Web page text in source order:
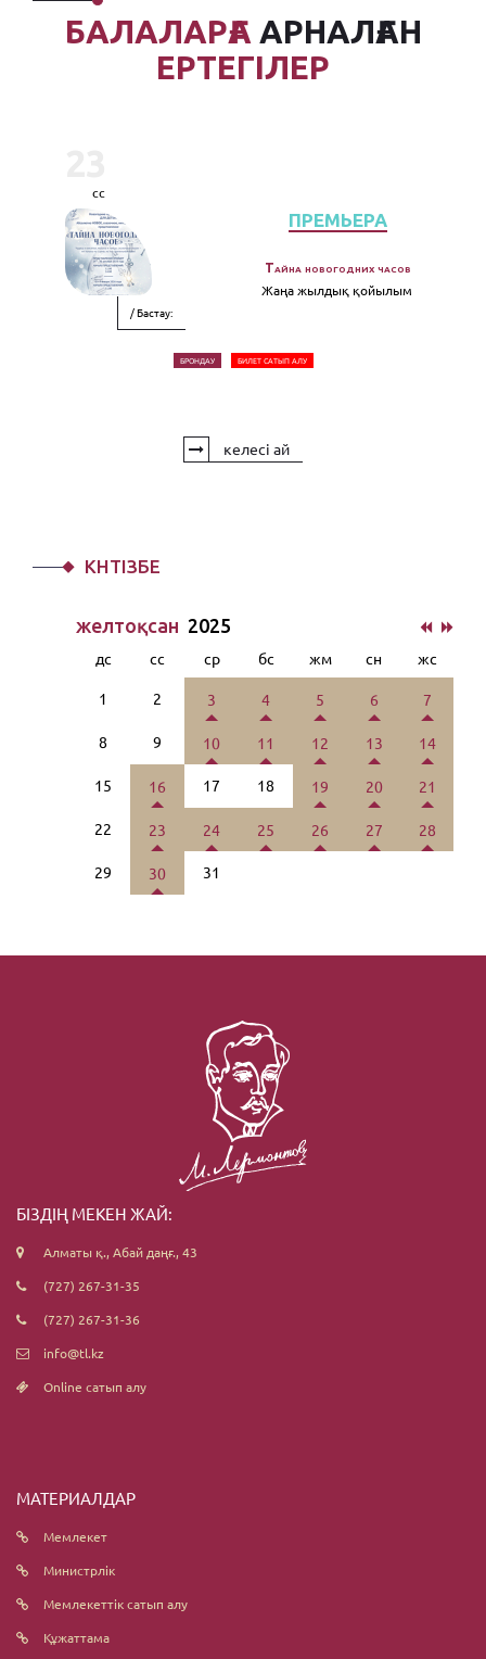
БАЛАЛАРҒА АРНАЛҒАН
ЕРТЕГІЛЕР
сс
/ Бастау:
ПРЕМЬЕРА
Тайна новогодних часов
Жаңа жылдық қойылым
БРОНДАУ БИЛЕТ САТЫП АЛУ
келесі ай
КҮНТІЗБЕ
желтоқсан 2025
дс сс ср бс жм сн жс
1 2 3 4 5 6 7
8 9 10 11 12 13 14
15 16 17 18 19 20 21
22 23 24 25 26 27 28
29 30 31
БІЗДІҢ МЕКЕН ЖАЙ:
Алматы қ., Абай даңғ., 43
(727) 267-31-35
(727) 267-31-36
info@tl.kz
Online сатып алу
МАТЕРИАЛДАР
Мемлекет
Министрлік
Мемлекеттік сатып алу
Құжаттама